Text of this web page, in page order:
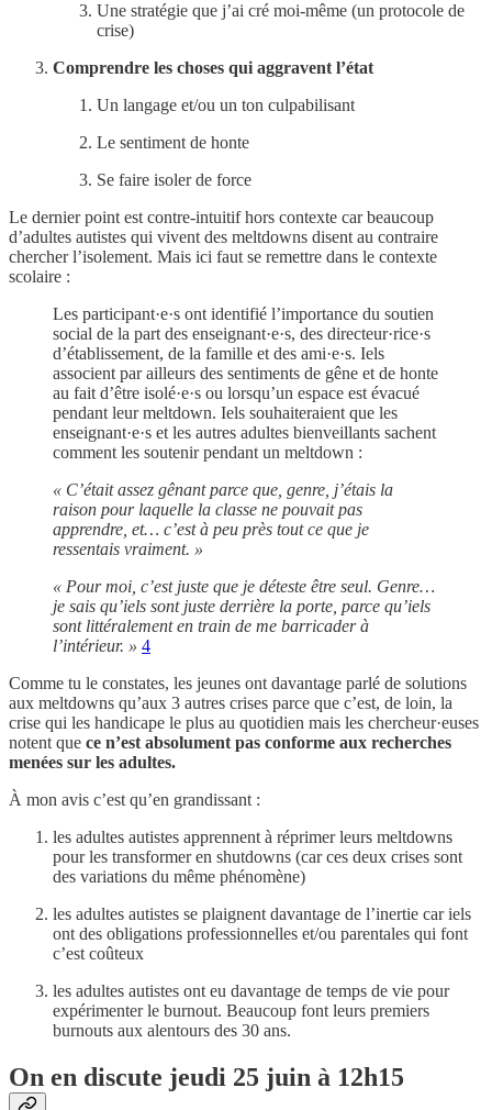
Une stratégie que j’ai cré moi-même (un protocole de
crise)
Comprendre les choses qui aggravent l’état
Un langage et/ou un ton culpabilisant
Le sentiment de honte
Se faire isoler de force
Le dernier point est contre-intuitif hors contexte car beaucoup
d’adultes autistes qui vivent des meltdowns disent au contraire
chercher l’isolement. Mais ici faut se remettre dans le contexte
scolaire :
Les participant·e·s ont identifié l’importance du soutien
social de la part des enseignant·e·s, des directeur·rice·s
d’établissement, de la famille et des ami·e·s. Iels
associent par ailleurs des sentiments de gêne et de honte
au fait d’être isolé·e·s ou lorsqu’un espace est évacué
pendant leur meltdown. Iels souhaiteraient que les
enseignant·e·s et les autres adultes bienveillants sachent
comment les soutenir pendant un meltdown :
« C’était assez gênant parce que, genre, j’étais la
raison pour laquelle la classe ne pouvait pas
apprendre, et… c’est à peu près tout ce que je
ressentais vraiment. »
« Pour moi, c’est juste que je déteste être seul. Genre…
je sais qu’iels sont juste derrière la porte, parce qu’iels
sont littéralement en train de me barricader à
l’intérieur. » 4
Comme tu le constates, les jeunes ont davantage parlé de solutions
aux meltdowns qu’aux 3 autres crises parce que c’est, de loin, la
crise qui les handicape le plus au quotidien mais les chercheur·euses
notent que ce n’est absolument pas conforme aux recherches
menées sur les adultes.
À mon avis c’est qu’en grandissant :
les adultes autistes apprennent à réprimer leurs meltdowns
pour les transformer en shutdowns (car ces deux crises sont
des variations du même phénomène)
les adultes autistes se plaignent davantage de l’inertie car iels
ont des obligations professionnelles et/ou parentales qui font
c’est coûteux
les adultes autistes ont eu davantage de temps de vie pour
expérimenter le burnout. Beaucoup font leurs premiers
burnouts aux alentours des 30 ans.
On en discute jeudi 25 juin à 12h15